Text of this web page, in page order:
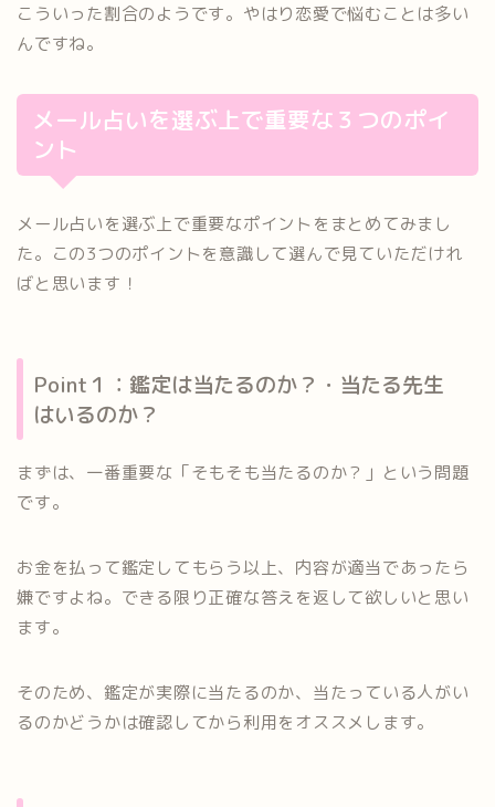
こういった割合のようです。やはり恋愛で悩むことは多い
んですね。
メール占いを選ぶ上で重要な３つのポイ
ント
メール占いを選ぶ上で重要なポイントをまとめてみまし
た。この3つのポイントを意識して選んで見ていただけれ
ばと思います！
Point１：鑑定は当たるのか？・当たる先生
はいるのか？
まずは、一番重要な「そもそも当たるのか？」という問題
です。
お金を払って鑑定してもらう以上、内容が適当であったら
嫌ですよね。できる限り正確な答えを返して欲しいと思い
ます。
そのため、鑑定が実際に当たるのか、当たっている人がい
るのかどうかは確認してから利用をオススメします。